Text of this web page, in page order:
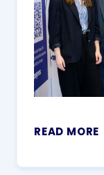
READ MORE